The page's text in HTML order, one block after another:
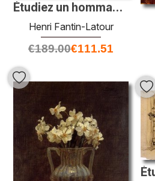
Étudiez un hommage à Delacroix
Henri Fantin-Latour
€189.00€111.51